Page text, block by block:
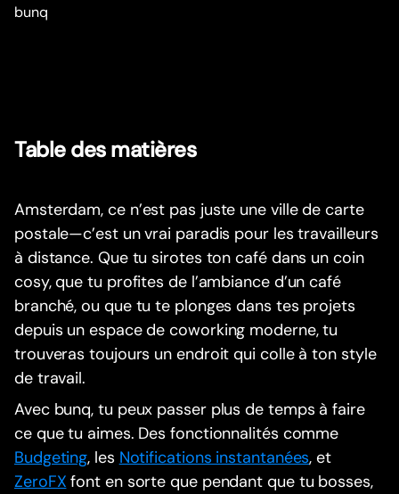
bunq
Table des matières
Amsterdam, ce n’est pas juste une ville de carte
postale—c’est un vrai paradis pour les travailleurs
à distance. Que tu sirotes ton café dans un coin
cosy, que tu profites de l’ambiance d’un café
branché, ou que tu te plonges dans tes projets
depuis un espace de coworking moderne, tu
trouveras toujours un endroit qui colle à ton style
de travail.
Avec bunq, tu peux passer plus de temps à faire
ce que tu aimes. Des fonctionnalités comme
Budgeting, les Notifications instantanées, et
ZeroFX font en sorte que pendant que tu bosses,